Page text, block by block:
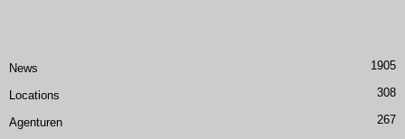
News 1905
Locations 308
Agenturen 267